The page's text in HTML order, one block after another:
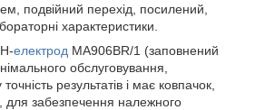
подвійний перехід, посилений,
характеристики.
електрод MA906BR/1 (заповнений
обслуговування,
результатів і має ковпачок,
для забезпечення належного